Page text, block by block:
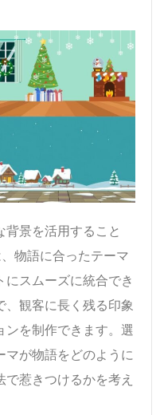
景を活用すること
物語に合ったテーマ
スムーズに統合でき
、観客に長く残る印象
ンを制作できます。選
マが物語をどのように
惹きつけるかを考え